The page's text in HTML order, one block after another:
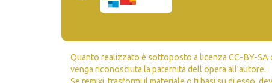
Quanto realizzato è sottoposto a licenza CC-BY-SA
venga riconosciuta la paternità dell'opera all'autore.